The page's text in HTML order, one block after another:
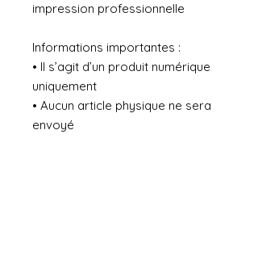
impression professionnelle
Informations importantes :
• Il s’agit d’un produit numérique
uniquement
• Aucun article physique ne sera
envoyé